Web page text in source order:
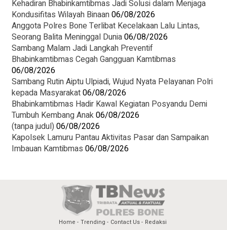
Kehadiran Bhabinkamtibmas Jadi Solusi dalam Menjaga
Kondusifitas Wilayah Binaan06/08/2026
Anggota Polres Bone Terlibat Kecelakaan Lalu Lintas,
Seorang Balita Meninggal Dunia06/08/2026
Sambang Malam Jadi Langkah Preventif
Bhabinkamtibmas Cegah Gangguan Kamtibmas
06/08/2026
Sambang Rutin Aiptu Ulpiadi, Wujud Nyata Pelayanan Polri
kepada Masyarakat06/08/2026
Bhabinkamtibmas Hadir Kawal Kegiatan Posyandu Demi
Tumbuh Kembang Anak06/08/2026
(tanpa judul) 06/08/2026
Kapolsek Lamuru Pantau Aktivitas Pasar dan Sampaikan
Imbauan Kamtibmas 06/08/2026
Home Trending Contact Us Redaksi